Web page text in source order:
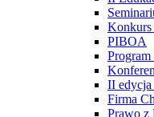
Konkurs
PIBOA
II
Firma
Prawo z